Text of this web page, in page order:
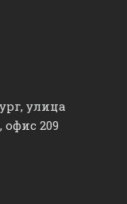
улица
209